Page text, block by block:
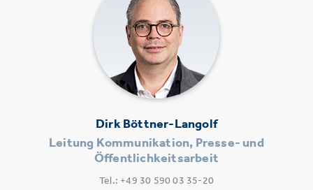
Dirk Böttner-Langolf
Leitung Kommunikation, Presse- und
Öffentlichkeitsarbeit
Tel.: +49 30 590 03 35-20